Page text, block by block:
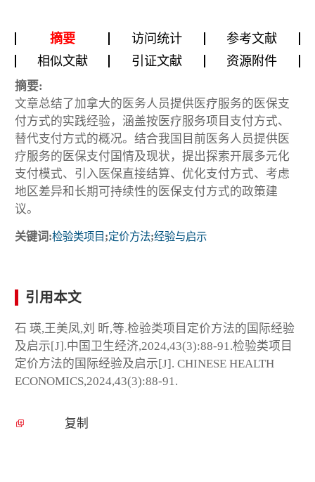
摘要 访问统计
参考文献
相似文献
引证文献 资源附件
摘要:
文章总结了加拿大的医务人员提供医疗服务的医保支
付方式的实践经验，涵盖按医疗服务项目支付方式、
替代支付方式的概况。结合我国目前医务人员提供医
疗服务的医保支付国情及现状，提出探索开展多元化
支付模式、引入医保直接结算、优化支付方式、考虑
地区差异和长期可持续性的医保支付方式的政策建
议。
关键词:检验类项目 ;定价方法;经验与启示
引用本文
石 瑛,王美凤,刘 昕,等.检验类项目定价方法的国际经验
及启示[J].中国卫生经济,2024,43(3):88-91.检验类项目
定价方法的国际经验及启示[J]. CHINESE HEALTH
ECONOMICS,2024,43(3):88-91.
复制